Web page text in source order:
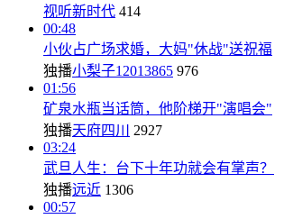
视听新时代 414
00:48
小伙占广场求婚，大妈"休战"送祝福
独播小梨子12013865 976
01:56
矿泉水瓶当话筒，他阶梯开"演唱会"
独播天府四川
2927
03:24
武旦人生：台下十年功就会有掌声？
独播远近 1306
00:57